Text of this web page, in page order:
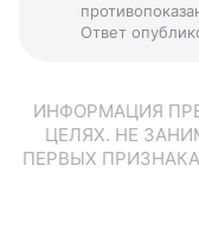
Ответ
ИНФОРМАЦИЯ
ЦЕЛЯХ. НЕ
ПЕРВЫХ